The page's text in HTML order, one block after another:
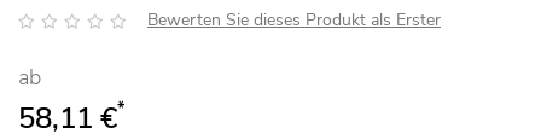
Bewertung: Bewerten Sie dieses Produkt als Erster
ab
58,11 €*